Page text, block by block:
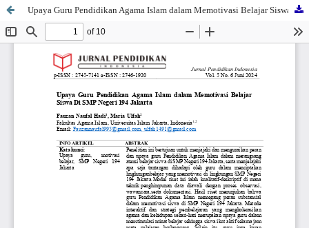
Upaya Guru Pendidikan Agama Islam dalam Memotivasi Belajar Siswa Di SMP Negeri 194 Jakarta